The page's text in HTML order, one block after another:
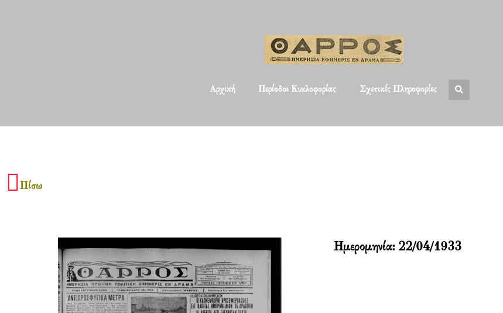
Αρχική Περίοδοι Κυκλοφορίας Σχετικές Πληροφορίες
Πίσω
Ημερομηνία: 22/04/1933